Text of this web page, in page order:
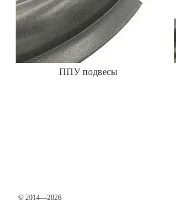
ППУ подвесы
© 2014—2026